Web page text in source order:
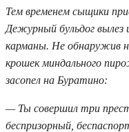
Тем временем сыщики
Дежурный бульдог вылез
карманы. Не обнаружив
крошек миндального
засопел на Буратино:
— Ты совершил три
беспризорный,